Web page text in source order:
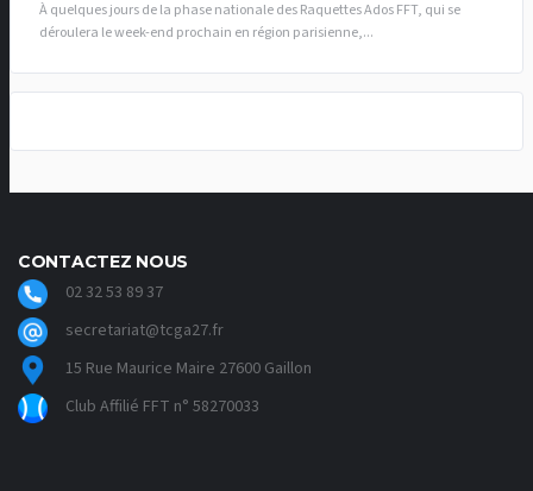
À quelques jours de la phase nationale des Raquettes Ados FFT, qui se
déroulera le week-end prochain en région parisienne,...
CONTACTEZ NOUS
02 32 53 89 37
secretariat@tcga27.fr
15 Rue Maurice Maire 27600 Gaillon
Club Affilié FFT n° 58270033